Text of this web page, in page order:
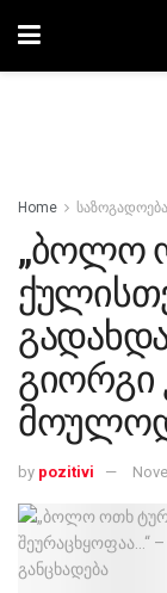
Home საზოგადოება
„ბოლო
გიორგი
by pozitivi